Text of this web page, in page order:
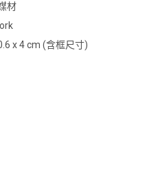
材
x 4 cm (含框尺寸)